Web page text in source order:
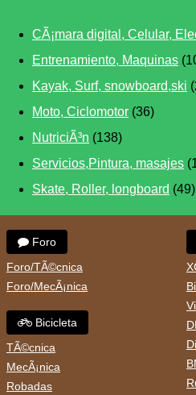
CÃ¡mara digital, Celular,
Entrenamiento, Maquinas
Kayak, Surf, snowboard,ski
Moto, Ciclomotor (36)
NutriciÃ³n (138)
Servicios,Pintura, masajes
Skate, Roller, longboard (49)
Foro
Foro/TÃ©cnica
Foro/MecÃ¡nica
Bicicleta
TÃ©cnica
MecÃ¡nica
Robadas